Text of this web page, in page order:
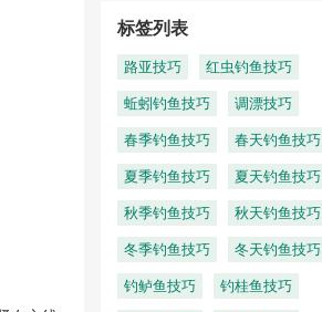
标签列表
路亚技巧 红虫钓鱼技巧
蚯蚓钓鱼技巧 调漂技巧
春季钓鱼技巧 春天钓鱼技巧
夏季钓鱼技巧 夏天钓鱼技巧
秋季钓鱼技巧 秋天钓鱼技巧
冬季钓鱼技巧 冬天钓鱼技巧
钓鲈鱼技巧 钓桂鱼技巧